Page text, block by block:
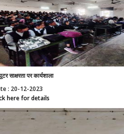
साक्षरता पर कार्यशाला
: 20-12-2023
here for details